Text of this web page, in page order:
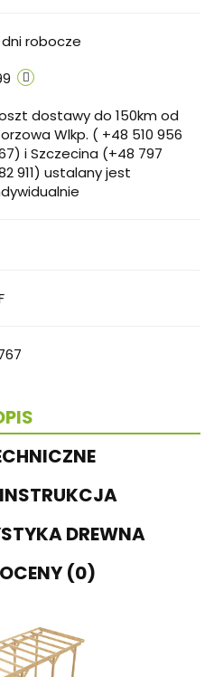
robocze
dostawy do 150km od
Wlkp. ( +48 510 956
i Szczecina (+48 797
911) ustalany jest
DREWNA
(0)